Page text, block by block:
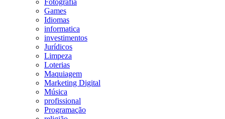
Games
Idiomas
informatica
investimentos
Jurídicos
Limpeza
Loterias
Maquiagem
Marketing Digital
Música
profissional
Programação